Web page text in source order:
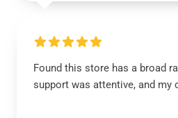
Found this store has a broad
support was attentive, and my